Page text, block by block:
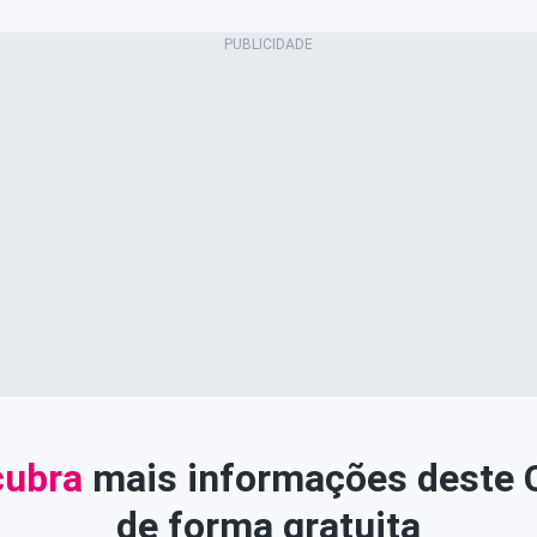
mais informações deste
de forma gratuita